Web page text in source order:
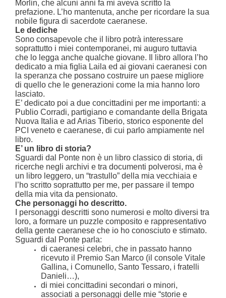
Morlin, che alcuni anni fa mi aveva scritto la
prefazione. L’ho mantenuta, anche per ricordare la sua
nobile figura di sacerdote caeranese.
Le dediche
Sono consapevole che il libro potrà interessare
soprattutto i miei contemporanei, mi auguro tuttavia
che lo legga anche qualche giovane. Il libro allora l’ho
dedicato a mia figlia Laila ed ai giovani caeranesi con
la speranza che possano costruire un paese migliore
di quello che le generazioni come la mia hanno loro
lasciato.
E’ dedicato poi a due concittadini per me importanti: a
Publio Corradi, partigiano e comandante della Brigata
Nuova Italia e ad Arias Tiberio, storico esponente del
PCI veneto e caeranese, di cui parlo ampiamente nel
libro.
E’ un libro di storia?
Sguardi dal Ponte non è un libro classico di storia, di
ricerche negli archivi e tra documenti polverosi, ma è
un libro leggero, un “trastullo” della mia vecchiaia e
l’ho scritto soprattutto per me, per passare il tempo
della mia vita da pensionato.
Che personaggi ho descritto.
I personaggi descritti sono numerosi e molto diversi tra
loro, a formare un puzzle composito e rappresentativo
della gente caeranese che io ho conosciuto e stimato.
Sguardi dal Ponte parla:
di caeranesi celebri, che in passato hanno
ricevuto il Premio San Marco (il console Vitale
Gallina, i Comunello, Santo Tessaro, i fratelli
Danieli…),
di miei concittadini secondari o minori,
associati a personaggi delle mie “storie e